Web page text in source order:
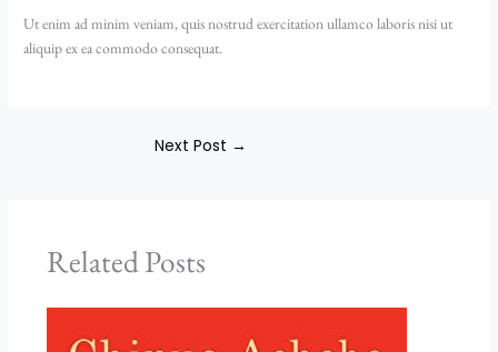
Ut enim ad minim veniam, quis nostrud exercitation ullamco laboris nisi ut
aliquip ex ea commodo consequat.
Next Post →
Related Posts